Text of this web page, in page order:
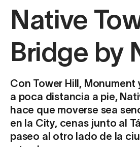
Native
Bridge by
Con Tower Hill, Monument
a poca distancia a pie,
hace que moverse sea
en la City, cenas junto al
paseo al otro lado de la